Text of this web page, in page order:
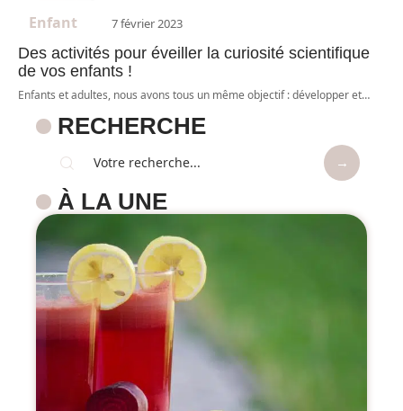
Enfant 7 février 2023
Des activités pour éveiller la curiosité scientifique
de vos enfants !
Enfants et adultes, nous avons tous un même objectif : développer et…
RECHERCHE
À LA UNE